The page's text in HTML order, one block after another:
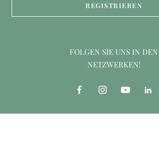
REGISTRIEREN
FOLGEN SIE UNS IN DEN
NETZWERKEN!